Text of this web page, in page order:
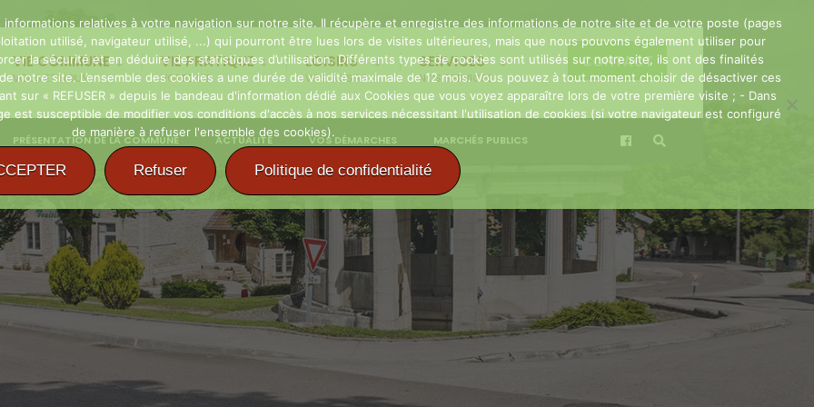
VIE COMMUNE
VOUS ET NOUS
VIE PRATIQUE
VOTRE VIE
LOISIRS
VOS LOISIRS
SERVICES
NOS SERVICES
CONTACT
PRÉSENTATION DE LA COMMUNE ACTUALITÉ VOS DÉMARCHES MARCHÉS PUBLICS
relatives à votre navigation sur notre site. Il récupère et enregistre des informations de notre site et de votre poste (pages
utilisé, navigateur utilisé, ...) qui pourront être lues lors de visites ultérieures, mais que nous pouvons également utiliser pour
la sécurité et en déduire des statistiques d’utilisation. Différents types de cookies sont utilisés sur notre site, ils ont des finalités
site. L’ensemble des cookies a une durée de validité maximale de 12 mois. Vous pouvez à tout moment choisir de désactiver ces
sur « REFUSER » depuis le bandeau d'information dédié aux Cookies que vous voyez apparaître lors de votre première visite ; - Dans
est susceptible de modifier vos conditions d'accès à nos services nécessitant l'utilisation de cookies (si votre navigateur est configuré
de manière à refuser l'ensemble des cookies).
Refuser Politique de confidentialité